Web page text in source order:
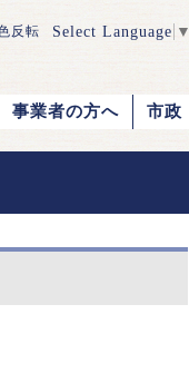
反転 Select Language ▼
事業者の方へ 市政